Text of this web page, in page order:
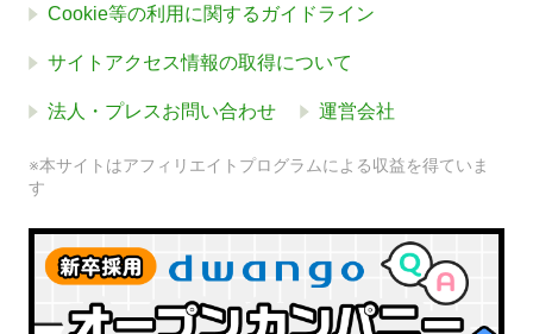
Cookie等の利用に関するガイドライン
サイトアクセス情報の取得について
法人・プレスお問い合わせ 運営会社
※本サイトはアフィリエイトプログラムによる収益を得ていま
す